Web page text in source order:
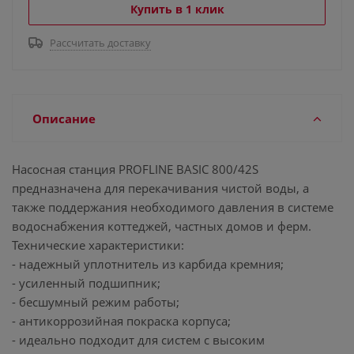
Купить в 1 клик
Рассчитать доставку
Описание
Насосная станция PROFLINE BASIC 800/42S
предназначена для перекачивания чистой воды, а
также поддержания необходимого давления в системе
водоснабжения коттеджей, частных домов и ферм.
Технические характеристики:
- надежный уплотнитель из карбида кремния;
- усиленный подшипник;
- бесшумный режим работы;
- антикоррозийная покраска корпуса;
- идеально подходит для систем с высоким